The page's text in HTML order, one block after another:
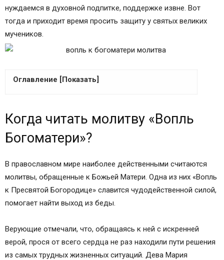
нуждаемся в духовной подпитке, поддержке извне. Вот
тогда и приходит время просить защиту у святых великих
мучеников.
Оглавление [Показать]
Текст молитвы Вопль к Богородице
Молитва Вопль к Богородице
В каких случаях читать Вопль к Богородице
Молитва Вопль к Богородице
Вопль к богородице молитва
Парусный спорт
Скалолазание
Когда читать молитву «Вопль
Богоматери»?
В православном мире наиболее действенными считаются
молитвы, обращенные к Божьей Матери. Одна из них «Вопль
к Пресвятой Богородице» славится чудодейственной силой,
помогает найти выход из беды.
Верующие отмечали, что, обращаясь к ней с искренней
верой, прося от всего сердца не раз находили пути решения
из самых трудных жизненных ситуаций. Дева Мария